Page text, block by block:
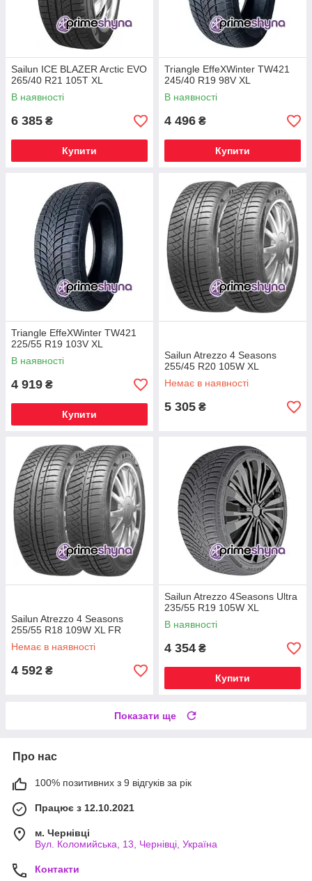
Sailun ICE BLAZER Arctic EVO
265/40 R21 105T XL
В наявності
6 385 ₴
Купити
Triangle EffeXWinter TW421
245/40 R19 98V XL
В наявності
4 496 ₴
Купити
Triangle EffeXWinter TW421
225/55 R19 103V XL
В наявності
4 919 ₴
Купити
Sailun Atrezzo 4 Seasons
255/45 R20 105W XL
Немає в наявності
5 305 ₴
Sailun Atrezzo 4 Seasons
255/55 R18 109W XL FR
Немає в наявності
4 592 ₴
Sailun Atrezzo 4Seasons Ultra
235/55 R19 105W XL
В наявності
4 354 ₴
Купити
Показати ще
Про нас
100% позитивних з 9 відгуків за рік
Працює з 12.10.2021
м. Чернівці
Вул. Коломийська, 13, Чернівці, Україна
Контакти